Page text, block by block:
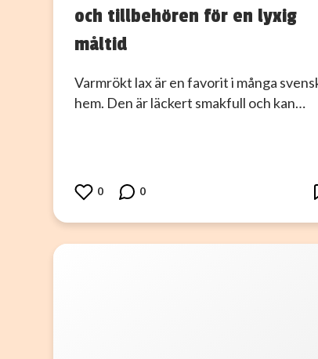
och tillbehören för en lyxig
måltid
Varmrökt lax är en favorit i många
hem. Den är läckert smakfull och kan…
0 0